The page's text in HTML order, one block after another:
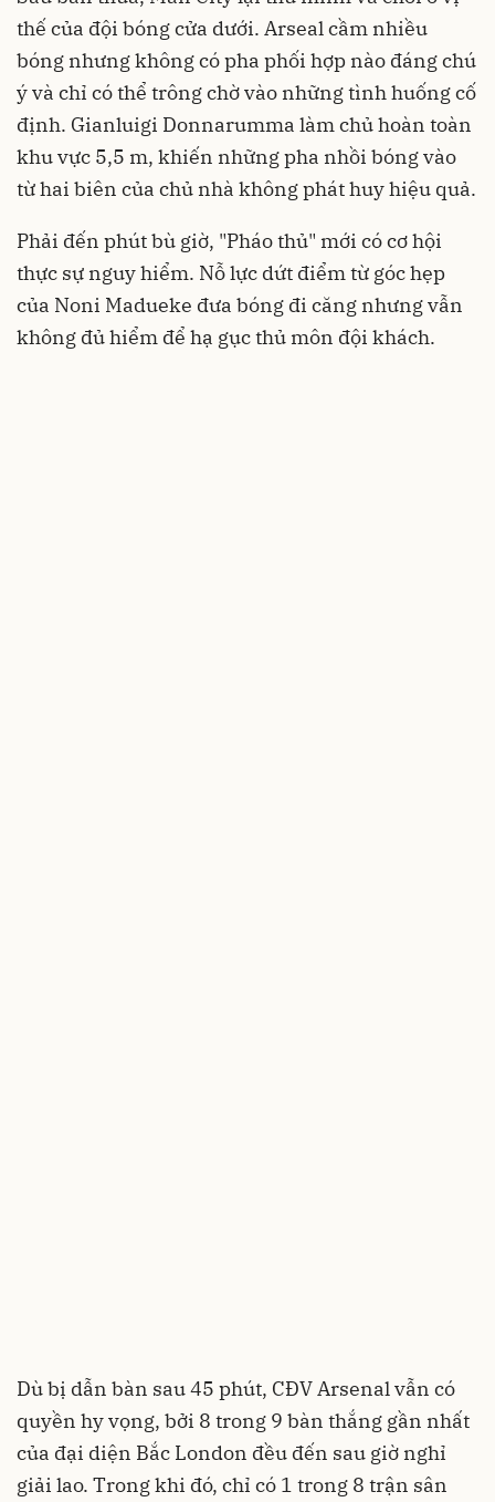
thế của đội bóng cửa dưới. Arseal cầm nhiều
bóng nhưng không có pha phối hợp nào đáng chú
ý và chỉ có thể trông chờ vào những tình huống cố
định. Gianluigi Donnarumma làm chủ hoàn toàn
khu vực 5,5 m, khiến những pha nhồi bóng vào
từ hai biên của chủ nhà không phát huy hiệu quả.
Phải đến phút bù giờ, "Pháo thủ" mới có cơ hội
thực sự nguy hiểm. Nỗ lực dứt điểm từ góc hẹp
của Noni Madueke đưa bóng đi căng nhưng vẫn
không đủ hiểm để hạ gục thủ môn đội khách.
Dù bị dẫn bàn sau 45 phút, CĐV Arsenal vẫn có
quyền hy vọng, bởi 8 trong 9 bàn thắng gần nhất
của đại diện Bắc London đều đến sau giờ nghỉ
giải lao. Trong khi đó, chỉ có 1 trong 8 trận sân